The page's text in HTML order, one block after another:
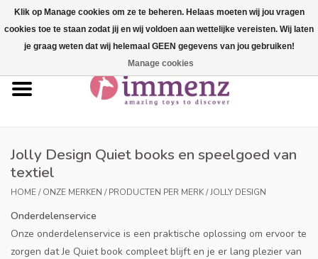
NIEUW in ons assortiment!
Onze merken
Professionals
Productinfo
Jolly Design Quiet books en speelgoed van
textiel
HOME/ONZE MERKEN /PRODUCTEN PER MERK/JOLLY DESIGN
Onderdelenservice
Onze onderdelenservice is een praktische oplossing om ervoor te
zorgen dat Je Quiet book compleet blijft en je er lang plezier van
Klik op Manage cookies om ze te beheren. Helaas moeten wij jou vragen
cookies toe te staan zodat jij en wij voldoen aan wettelijke vereisten. Wij laten
je graag weten dat wij helemaal GEEN gegevens van jou gebruiken!
Manage cookies